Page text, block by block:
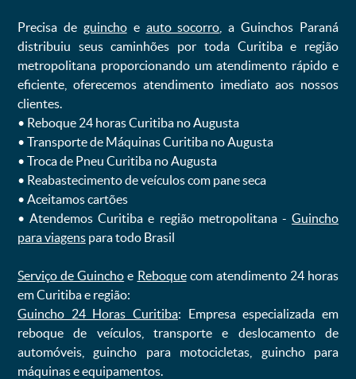
Precisa de guinchoe auto socorro , a Guinchos Paraná
distribuiu seus caminhões por toda Curitiba e região
metropolitana proporcionando um atendimento rápido e
eficiente, oferecemos atendimento imediato aos nossos
clientes.
ㅤㅤ• Reboque 24 horas Curitiba no Augusta
ㅤㅤ• Transporte de Máquinas Curitiba no Augusta
ㅤㅤ• Troca de Pneu Curitiba no Augusta
ㅤㅤ• Reabastecimento de veículos com pane seca
ㅤㅤ• Aceitamos cartões
ㅤㅤ• Atendemos Curitiba e região metropolitana -Guincho
para viagenspara todo Brasil
Serviço de Guincho e Reboquecom atendimento 24 horas
em Curitiba e região:
Guincho 24 Horas Curitiba: Empresa especializada em
reboque de veículos, transporte e deslocamento de
automóveis, guincho para motocicletas, guincho para
máquinas e equipamentos.